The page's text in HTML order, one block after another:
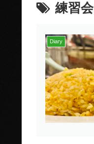
練習会
Diary